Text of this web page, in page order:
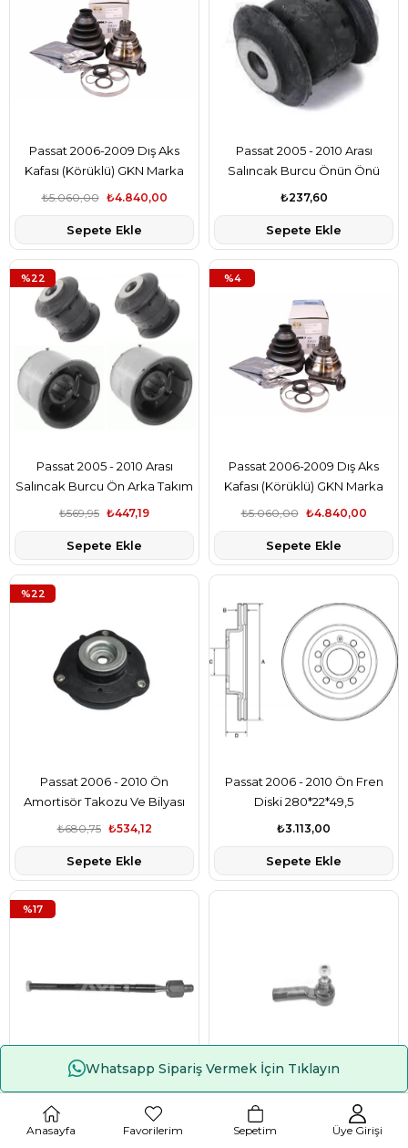
Passat 2006-2009 Dış Aks
Kafası (Körüklü) GKN Marka
₺4.840,00
₺5.060,00
Sepete Ekle
Passat 2005 - 2010 Arası
Salıncak Burcu Önün Önü
₺237,60
Sepete Ekle
Passat 2005 - 2010 Arası
Salıncak Burcu Ön Arka Takım
₺447,19
₺569,95
Sepete Ekle
%22
Passat 2006-2009 Dış Aks
Kafası (Körüklü) GKN Marka
₺4.840,00
₺5.060,00
Sepete Ekle
%4
Passat 2006 - 2010 Ön
Amortisör Takozu Ve Bilyası
₺534,12
₺680,75
Sepete Ekle
%22
Passat 2006 - 2010 Ön Fren
Diski 280*22*49,5
₺3.113,00
Sepete Ekle
Passat 2006 - 2010 Rot Kolu (
%17
Passat 2006 - 2009 Arası Rot
Whatsapp Sipariş Vermek İçin Tıklayın
Çerez Kullanımı
Anasayfa Favorilerim Sepetim Üye Girişi